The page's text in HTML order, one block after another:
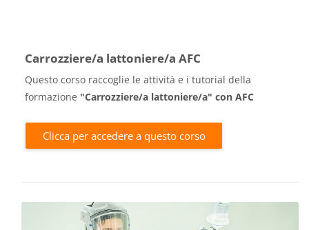
Carrozziere/a lattoniere/a AFC
Questo corso raccoglie le attività e i tutorial della
formazione "Carrozziere/a lattoniere/a" con AFC
Clicca per accedere a questo corso